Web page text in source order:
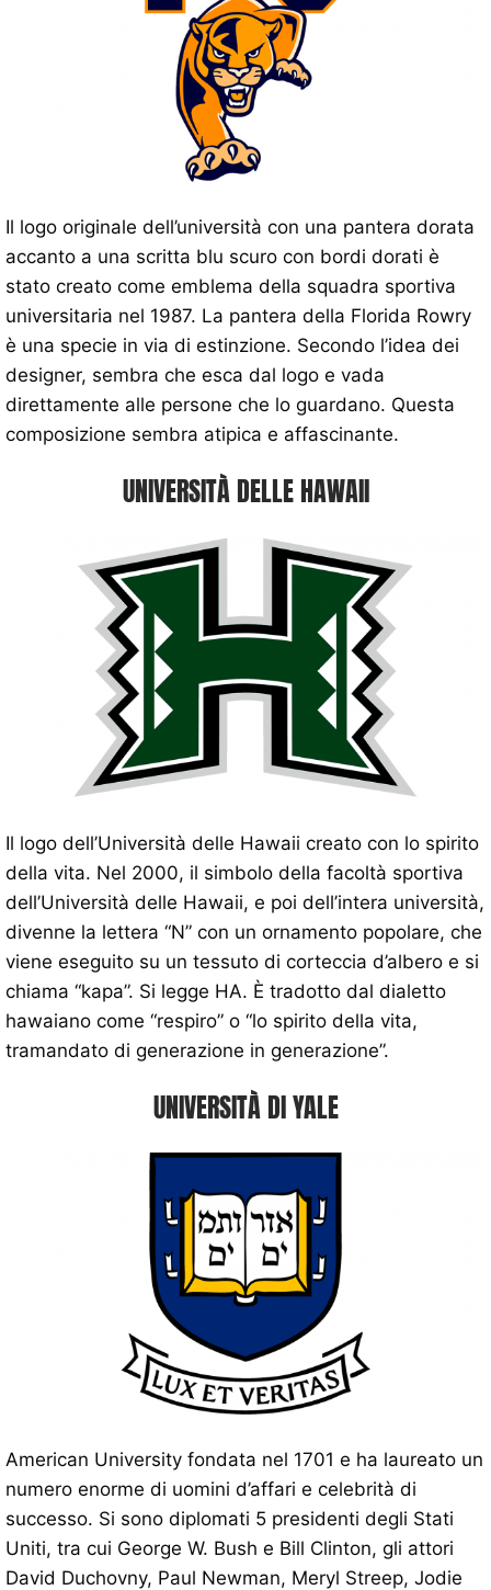
Il logo originale dell’università con una pantera dorata
accanto a una scritta blu scuro con bordi dorati è
stato creato come emblema della squadra sportiva
universitaria nel 1987. La pantera della Florida Rowry
è una specie in via di estinzione. Secondo l’idea dei
designer, sembra che esca dal logo e vada
direttamente alle persone che lo guardano. Questa
composizione sembra atipica e affascinante.
UNIVERSITÀ DELLE HAWAII
Il logo dell’Università delle Hawaii creato con lo spirito
della vita. Nel 2000, il simbolo della facoltà sportiva
dell’Università delle Hawaii, e poi dell’intera università,
divenne la lettera “N” con un ornamento popolare, che
viene eseguito su un tessuto di corteccia d’albero e si
chiama “kapa”. Si legge HA. È tradotto dal dialetto
hawaiano come “respiro” o “lo spirito della vita,
tramandato di generazione in generazione”.
UNIVERSITÀ DI YALE
American University fondata nel 1701 e ha laureato un
numero enorme di uomini d’affari e celebrità di
successo. Si sono diplomati 5 presidenti degli Stati
Uniti, tra cui George W. Bush e Bill Clinton, gli attori
David Duchovny, Paul Newman, Meryl Streep, Jodie